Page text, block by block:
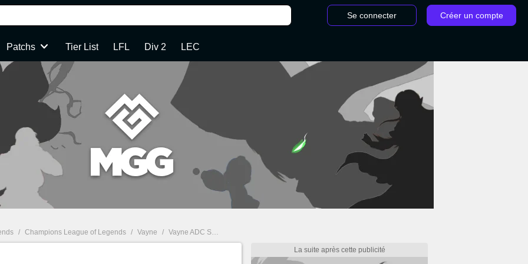
Se connecter Créer un compte
Patchs Tier List LFL Div 2 LEC
/ Champions League of Legends / Vayne / Vayne ADC S12 : build, runes et stuff - Guide LoL